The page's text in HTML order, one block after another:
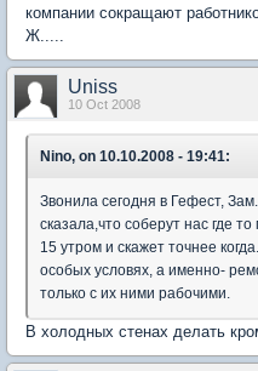
компании сокращают
Ж.....
Uniss
10 Oct 2008
Nino, on 10.10.2008 - 19:41:
Звонила сегодня в Гефест,
сказала,что соберут нас где
15 утром и скажет точнее
особых условях, а именно-
только с их ними рабочими.
В холодных стенах делать